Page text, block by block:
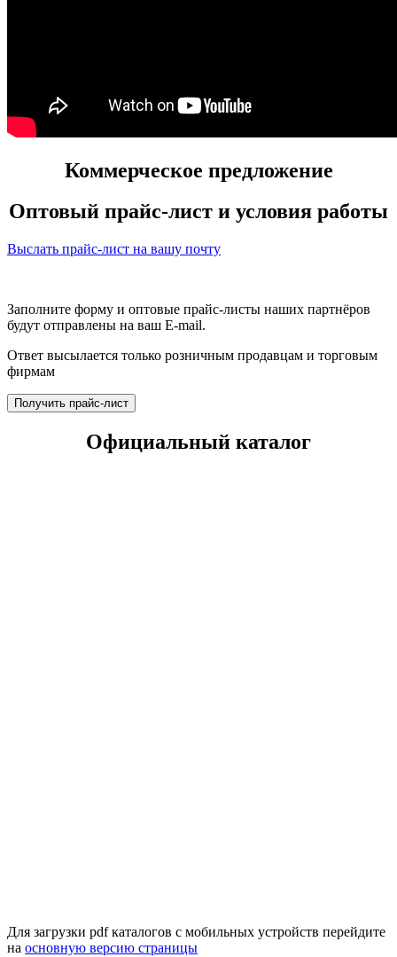
Коммерческое предложение
Оптовый прайс-лист и условия работы
Выслать прайс-лист на вашу почту
Заполните форму и оптовые прайс-листы наших партнёров
будут отправлены на ваш E-mail.
Ответ высылается только розничным продавцам и торговым
фирмам
Получить прайс-лист
Официальный каталог
Для загрузки pdf каталогов с мобильных устройств перейдите
на основную версию страницы